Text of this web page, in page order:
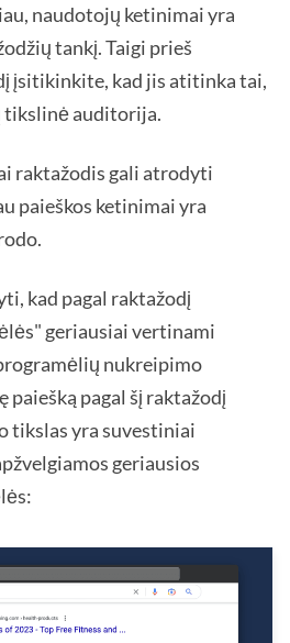
naudotojų ketinimai yra
tankį. Taigi prieš
įsitikinkite, kad jis atitinka tai,
tikslinė auditorija.
raktažodis gali atrodyti
paieškos ketinimai yra
kad pagal raktažodį
geriausiai vertinami
nukreipimo
paiešką pagal šį raktažodį
tikslas yra suvestiniai
geriausios